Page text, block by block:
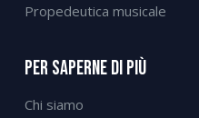
Propedeutica musicale
Per Saperne Di Più
Chi siamo